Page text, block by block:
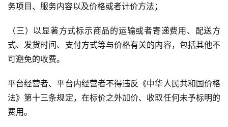
务项目、服务内容以及价格或者计价方法；
（三）以显著方式标示商品的运输或者寄递费用、配送方
式、发货时间、支付方式等与价格有关的内容，包括其他不
可避免的收费。
平台经营者、平台内经营者不得违反《中华人民共和国价格
法》第十三条规定，在标价之外加价、收取任何未予标明的
费用。